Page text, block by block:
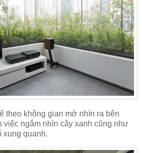
theo không gian mở nhìn ra bên
việc ngắm nhìn cây xanh cũng như
xung quanh.